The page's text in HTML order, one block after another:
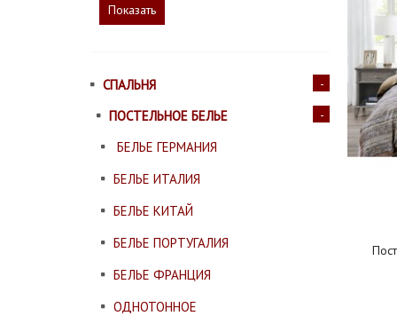
Показать
СПАЛЬНЯ
ПОСТЕЛЬНОЕ БЕЛЬЕ
БЕЛЬЕ ГЕРМАНИЯ
БЕЛЬЕ ИТАЛИЯ
БЕЛЬЕ КИТАЙ
БЕЛЬЕ ПОРТУГАЛИЯ
БЕЛЬЕ ФРАНЦИЯ
ОДНОТОННОЕ